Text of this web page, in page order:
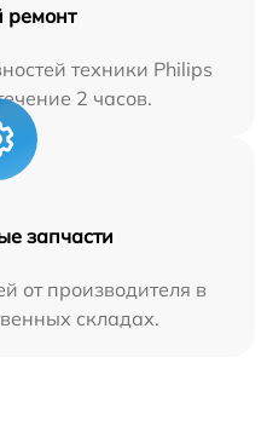
ремонт
техники Philips
2 часов.
запчасти
от производителя в
складах.